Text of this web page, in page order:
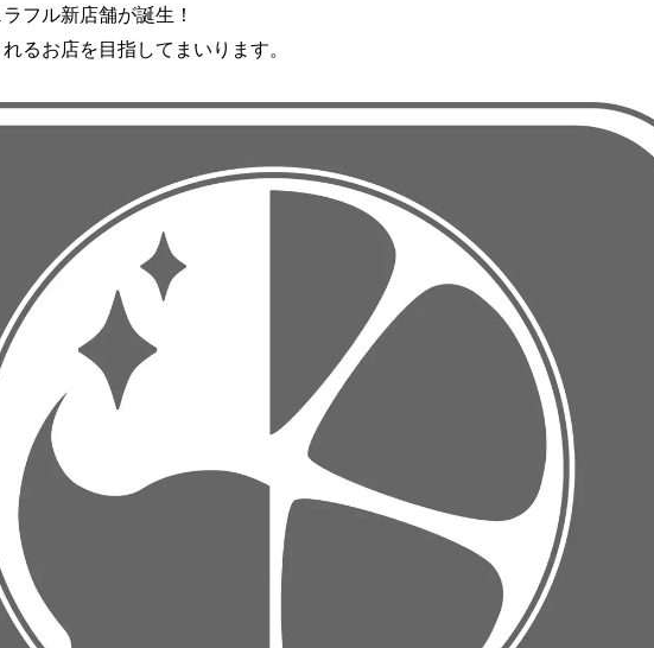
で
フル新店舗が誕生！
るお店を目指してまいります。